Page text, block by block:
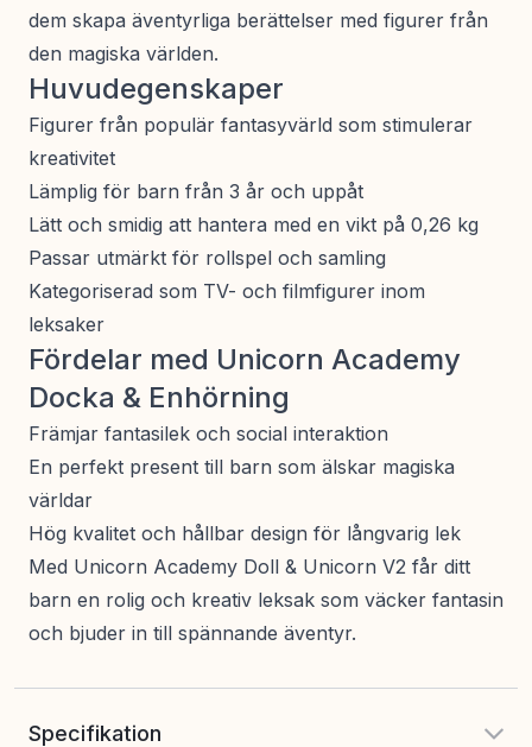
dem skapa äventyrliga berättelser med figurer från
den magiska världen.
Huvudegenskaper
Figurer från populär fantasyvärld som stimulerar
kreativitet
Lämplig för barn från 3 år och uppåt
Lätt och smidig att hantera med en vikt på 0,26 kg
Passar utmärkt för rollspel och samling
Kategoriserad som TV- och filmfigurer inom
leksaker
Fördelar med Unicorn Academy
Docka & Enhörning
Främjar fantasilek och social interaktion
En perfekt present till barn som älskar magiska
världar
Hög kvalitet och hållbar design för långvarig lek
Med Unicorn Academy Doll & Unicorn V2 får ditt
barn en rolig och kreativ leksak som väcker fantasin
och bjuder in till spännande äventyr.
Specifikation